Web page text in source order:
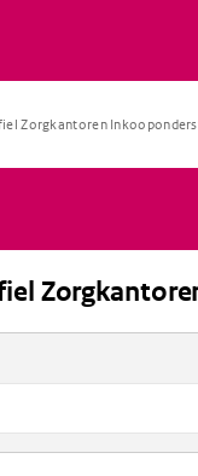
Zorgkantoren